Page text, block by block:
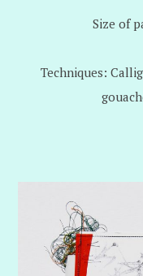
Size of
Techniques: